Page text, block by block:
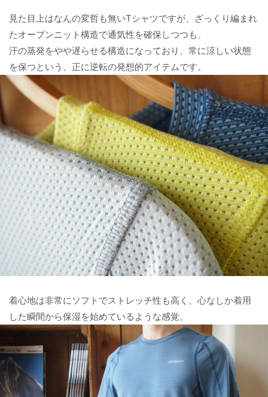
見た目上はなんの変哲も無いTシャツですが、ざっくり編まれ
たオープンニット構造で通気性を確保しつつも、
汗の蒸発をやや遅らせる構造になっており、常に涼しい状態
を保つという、正に逆転の発想的アイテムです。
着心地は非常にソフトでストレッチ性も高く、心なしか着用
した瞬間から保湿を始めているような感覚。